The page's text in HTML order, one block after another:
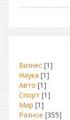
Бизнес [1]
Наука [1]
Авто [1]
Спорт [1]
Мир [1]
Разное [355]